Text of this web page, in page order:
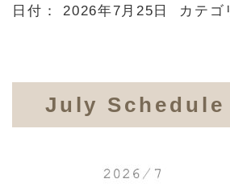
日付：2026年7月25日 カテゴ
July